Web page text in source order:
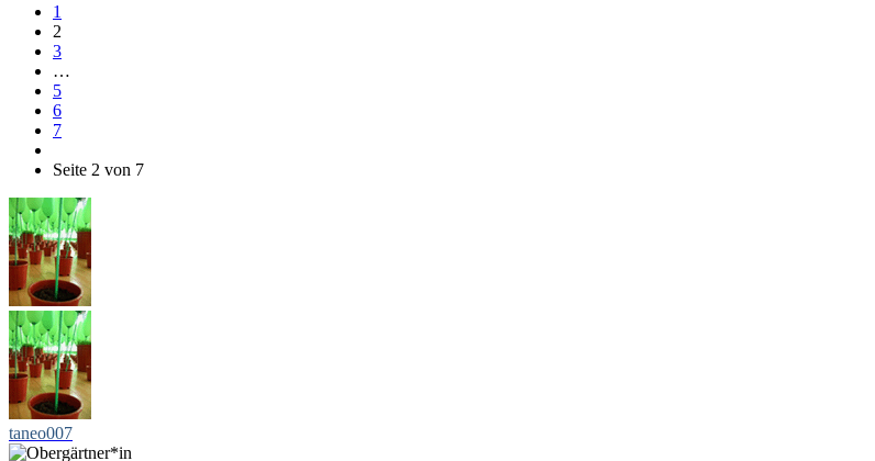
1
2
3
…
5
6
7
Seite 2 von 7
taneo007